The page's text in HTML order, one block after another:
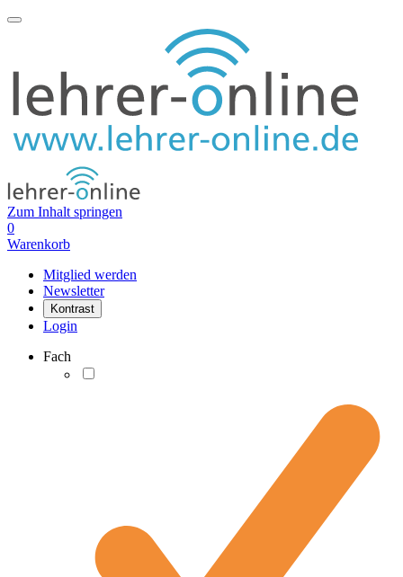
Zum Inhalt springen
0
Warenkorb
Mitglied werden
Newsletter
Kontrast
Login
Fach